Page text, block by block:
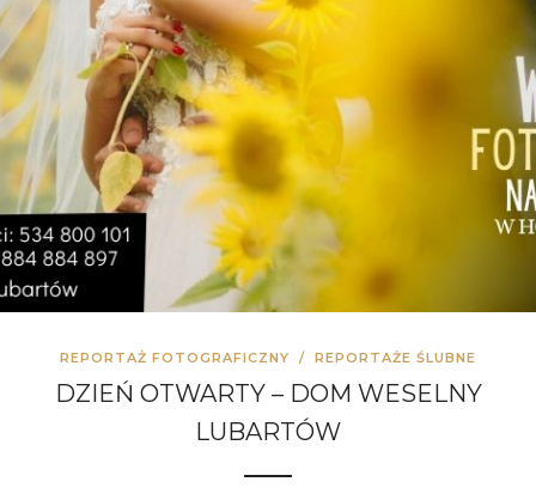
REPORTAŻ FOTOGRAFICZNY / REPORTAŻE ŚLUBNE
DZIEŃ OTWARTY – DOM WESELNY
LUBARTÓW